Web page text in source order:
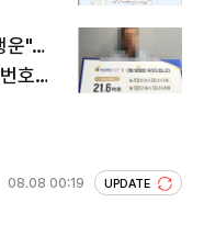
운"…
호조
08.08 00:19 UPDATE